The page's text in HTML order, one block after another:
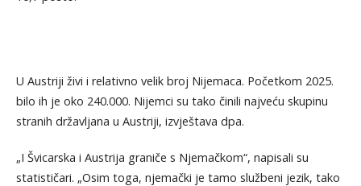
U Austriji živi i relativno velik broj Nijemaca. Početkom 2025.
bilo ih je oko 240.000. Nijemci su tako činili najveću skupinu
stranih državljana u Austriji, izvještava dpa.
„I Švicarska i Austrija graniče s Njemačkom“, napisali su
statističari. „Osim toga, njemački je tamo službeni jezik, tako